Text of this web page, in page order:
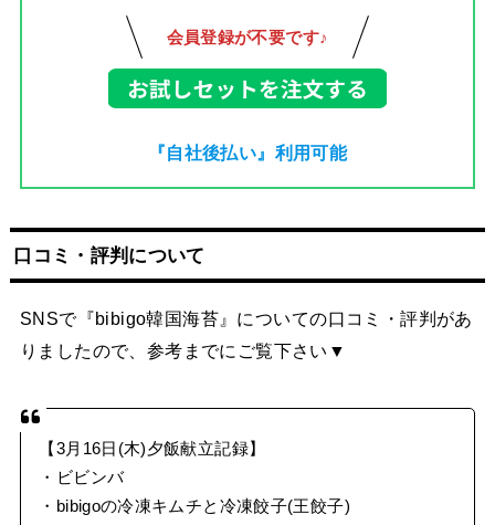
会員登録が不要です♪
『自社後払い』利用可能
口コミ・評判について
SNSで『bibigo韓国海苔』についての口コミ・評判があ
りましたので、参考までにご覧下さい▼
【3月16日(木)夕飯献立記録】
・ビビンバ
・bibigoの冷凍キムチと冷凍餃子(王餃子)